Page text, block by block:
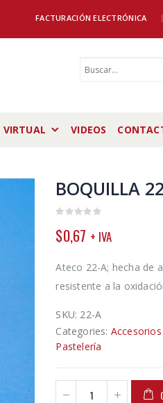
FACTURACIÓN ELECTRÓNICA
VIRTUAL VIDEOS
BOQUILLA
out
of
$0,67 + IVA
Ateco 22-A; hecha de
resistente a la
SKU: 22-A
Categories:
Pastelería